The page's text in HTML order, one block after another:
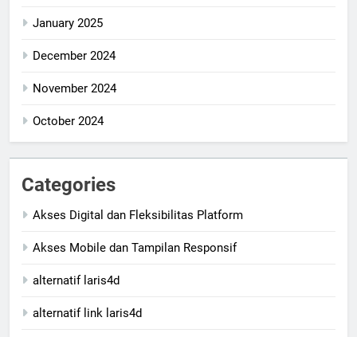
January 2025
December 2024
November 2024
October 2024
Categories
Akses Digital dan Fleksibilitas Platform
Akses Mobile dan Tampilan Responsif
alternatif laris4d
alternatif link laris4d